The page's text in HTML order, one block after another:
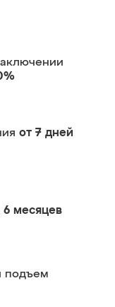
от 7 дней
6 месяцев
подъем